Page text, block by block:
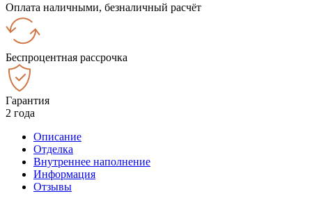
Оплата наличными, безналичный расчёт
Беспроцентная рассрочка
Гарантия
2 года
Описание
Отделка
Внутреннее наполнение
Информация
Отзывы